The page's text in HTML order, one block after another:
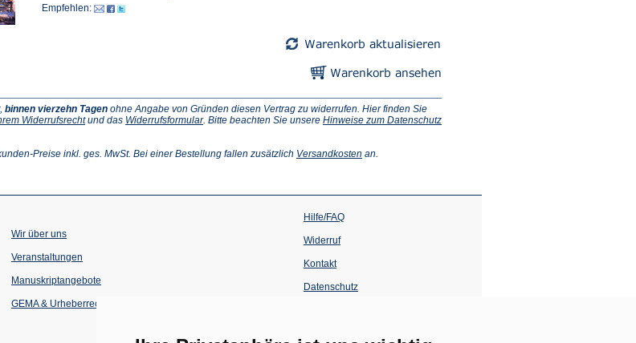
Empfehlen:
binnen vierzehn Tagen ohne Angabe von Gründen diesen Vertrag zu widerrufen. Hier finden Sie
Widerrufsrecht(Öffnet
neuen
und das Widerrufsformular(Öffnet
neuen
. Bitte beachten Sie unsere Hinweise zum Datenschutz
Preise inkl. ges. MwSt. Bei einer Bestellung fallen zusätzlich Versandkosten (Öffnet
Tab)
an.
Wir über uns
Veranstaltungen
einem
Tab)
Manuskriptangebote
GEMA & Urheberrecht
Hilfe/FAQ
Widerruf
Kontakt
Datenschutz